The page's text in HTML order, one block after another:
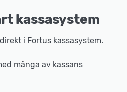
kassasystem
i Fortus kassasystem.
många av kassans